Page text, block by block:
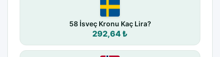
58 İsveç Kronu Kaç Lira?
292,64 ₺